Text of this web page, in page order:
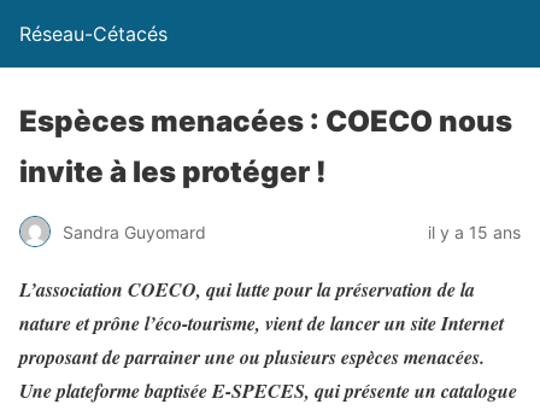
Réseau-Cétacés
Espèces menacées : COECO nous
invite à les protéger !
Sandra Guyomard il y a 15 ans
L’association COECO, qui lutte pour la préservation de la
nature et prône l’éco-tourisme, vient de lancer un site Internet
proposant de parrainer une ou plusieurs espèces menacées.
Une plateforme baptisée E-SPECES, qui présente un catalogue